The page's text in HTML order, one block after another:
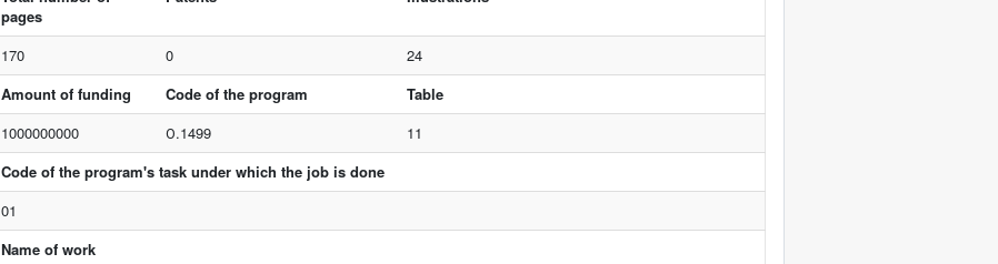
pages
170 0
24
Amount of funding
Code of the program
Table
1000000000
О.1499
11
Code of the program's task under which the job is done
01
Name of work